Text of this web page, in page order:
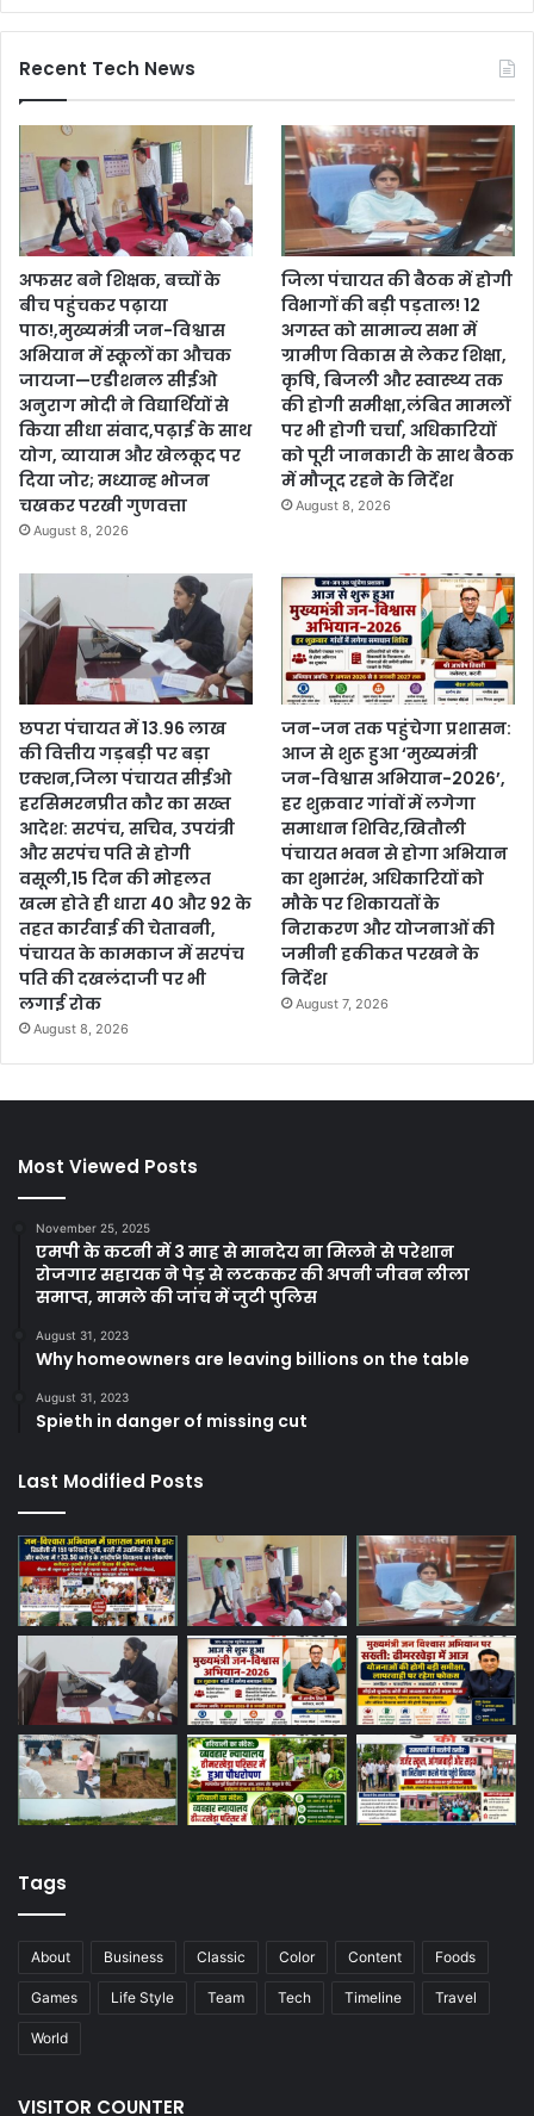
Recent Tech News
अफसर बने शिक्षक, बच्चों के
बीच पहुंचकर पढ़ाया
पाठ!,मुख्यमंत्री जन-विश्वास
अभियान में स्कूलों का औचक
जायजा—एडीशनल सीईओ
अनुराग मोदी ने विद्यार्थियों से
किया सीधा संवाद,पढ़ाई के साथ
योग, व्यायाम और खेलकूद पर
दिया जोर; मध्यान्ह भोजन
चखकर परखी गुणवत्ता
August 8, 2026
जिला पंचायत की बैठक में होगी
विभागों की बड़ी पड़ताल! 12
अगस्त को सामान्य सभा में
ग्रामीण विकास से लेकर शिक्षा,
कृषि, बिजली और स्वास्थ्य तक
की होगी समीक्षा,लंबित मामलों
पर भी होगी चर्चा, अधिकारियों
को पूरी जानकारी के साथ बैठक
में मौजूद रहने के निर्देश
August 8, 2026
छपरा पंचायत में 13.96 लाख
की वित्तीय गड़बड़ी पर बड़ा
एक्शन,जिला पंचायत सीईओ
हरसिमरनप्रीत कौर का सख्त
आदेश: सरपंच, सचिव, उपयंत्री
और सरपंच पति से होगी
वसूली,15 दिन की मोहलत
खत्म होते ही धारा 40 और 92 के
तहत कार्रवाई की चेतावनी,
पंचायत के कामकाज में सरपंच
पति की दखलंदाजी पर भी
लगाई रोक
August 8, 2026
जन-जन तक पहुंचेगा प्रशासन:
आज से शुरू हुआ ‘मुख्यमंत्री
जन-विश्वास अभियान-2026’,
हर शुक्रवार गांवों में लगेगा
समाधान शिविर,खितौली
पंचायत भवन से होगा अभियान
का शुभारंभ, अधिकारियों को
मौके पर शिकायतों के
निराकरण और योजनाओं की
जमीनी हकीकत परखने के
निर्देश
August 7, 2026
Most Viewed Posts
November 25, 2025
एमपी के कटनी में 3 माह से मानदेय ना मिलने से परेशान
रोजगार सहायक ने पेड़ से लटककर की अपनी जीवन लीला
समाप्त, मामले की जांच में जुटी पुलिस
August 31, 2023
Why homeowners are leaving billions on the table
August 31, 2023
Spieth in danger of missing cut
Last Modified Posts
Tags
About Business Classic Color Content Foods
Games Life Style Team Tech Timeline Travel
World
VISITOR COUNTER